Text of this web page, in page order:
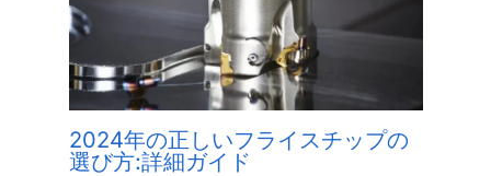
2024年の正しいフライスチップの
選び方:詳細ガイド